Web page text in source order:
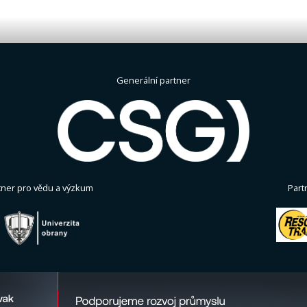
Generální partner
pro vědu a výzkum